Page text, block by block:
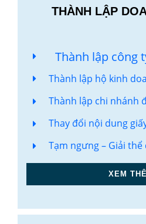
THÀNH LẬP
Thành lập công
Thành lập hộ kinh
Thành lập chi nhánh
Thay đổi nội dung
Tạm ngưng – Giải thể
XEM